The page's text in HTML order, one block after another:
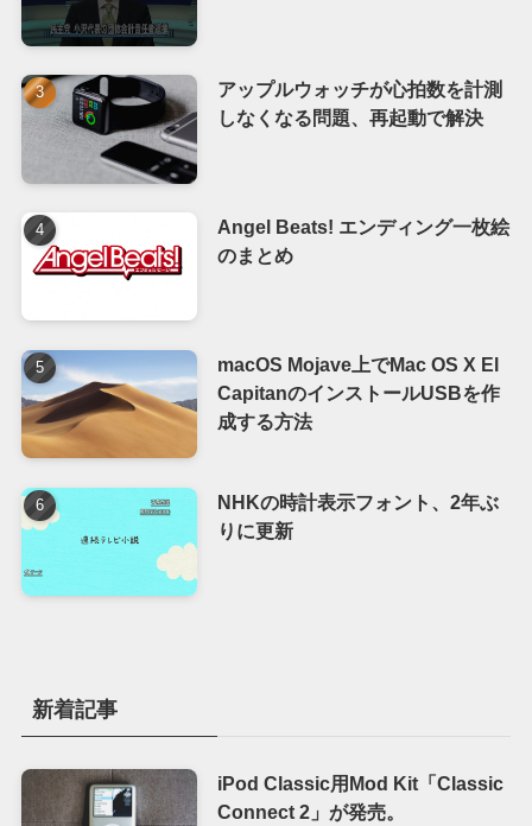
アップルウォッチが心拍数を計測
しなくなる問題、再起動で解決
Angel Beats! エンディング一枚絵
のまとめ
macOS Mojave上でMac OS X El
CapitanのインストールUSBを作
成する方法
NHKの時計表示フォント、2年ぶ
りに更新
新着記事
iPod Classic用Mod Kit「Classic
Connect 2」が発売。